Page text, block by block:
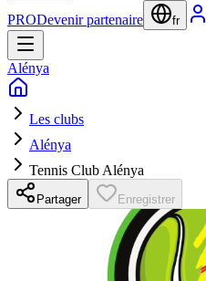
PRODevenir partenaire fr
Alénya
Les clubs
Alénya
Tennis Club Alénya
Partager Enregistrer